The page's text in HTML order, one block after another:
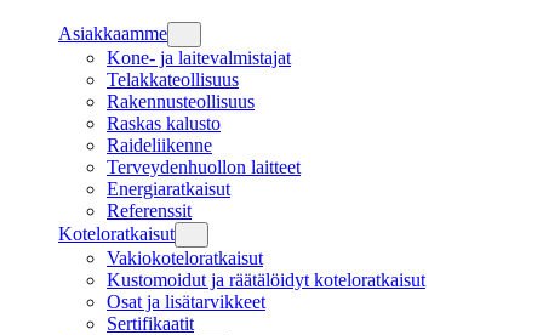
Asiakkaamme
Kone- ja laitevalmistajat
Telakkateollisuus
Rakennusteollisuus
Raskas kalusto
Raideliikenne
Terveydenhuollon laitteet
Energiaratkaisut
Referenssit
Koteloratkaisut
Vakiokoteloratkaisut
Kustomoidut ja räätälöidyt koteloratkaisut
Osat ja lisätarvikkeet
Sertifikaatit